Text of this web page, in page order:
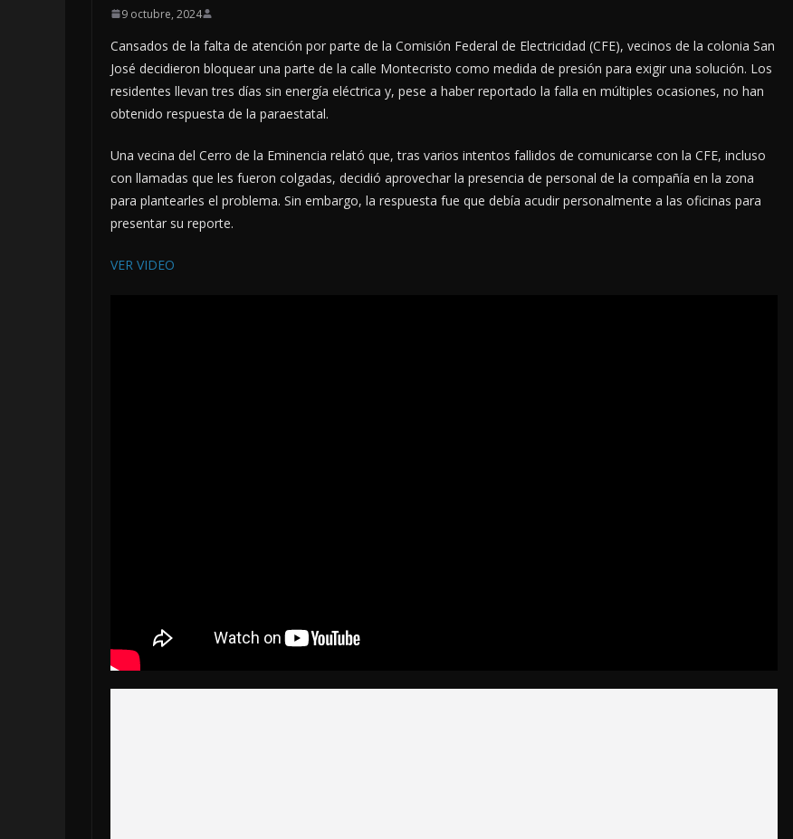
9 octubre, 2024
Cansados de la falta de atención por parte de la Comisión Federal de Electricidad (CFE), vecinos de la colonia San
José decidieron bloquear una parte de la calle Montecristo como medida de presión para exigir una solución. Los
residentes llevan tres días sin energía eléctrica y, pese a haber reportado la falla en múltiples ocasiones, no han
obtenido respuesta de la paraestatal.
Una vecina del Cerro de la Eminencia relató que, tras varios intentos fallidos de comunicarse con la CFE, incluso
con llamadas que les fueron colgadas, decidió aprovechar la presencia de personal de la compañía en la zona
para plantearles el problema. Sin embargo, la respuesta fue que debía acudir personalmente a las oficinas para
presentar su reporte.
VER VIDEO